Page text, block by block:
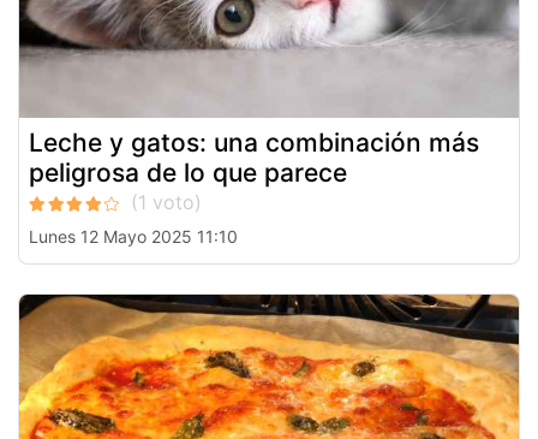
Leche y gatos: una combinación más
peligrosa de lo que parece
Lunes 12 Mayo 2025 11:10